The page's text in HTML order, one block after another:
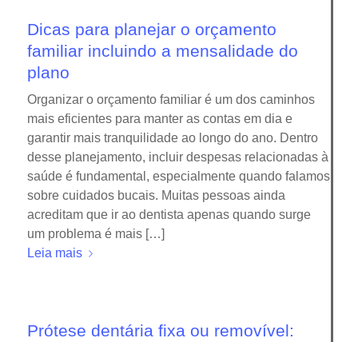
Dicas para planejar o orçamento
familiar incluindo a mensalidade do
plano
Organizar o orçamento familiar é um dos caminhos
mais eficientes para manter as contas em dia e
garantir mais tranquilidade ao longo do ano. Dentro
desse planejamento, incluir despesas relacionadas à
saúde é fundamental, especialmente quando falamos
sobre cuidados bucais. Muitas pessoas ainda
acreditam que ir ao dentista apenas quando surge
um problema é mais […]
Leia mais
Prótese dentária fixa ou removível: